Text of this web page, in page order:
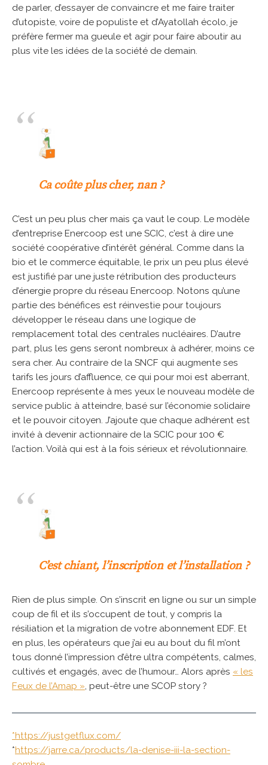
de parler, d’essayer de convaincre et me faire traiter
d’utopiste, voire de populiste et d’Ayatollah écolo, je
préfère fermer ma gueule et agir pour faire aboutir au
plus vite les idées de la société de demain.
Ca coûte plus cher, nan ?
C’est un peu plus cher mais ça vaut le coup. Le modèle
d’entreprise Enercoop est une SCIC, c’est à dire une
société coopérative d’intérêt général. Comme dans la
bio et le commerce équitable, le prix un peu plus élevé
est justifié par une juste rétribution des producteurs
d’énergie propre du réseau Enercoop. Notons qu’une
partie des bénéfices est réinvestie pour toujours
développer le réseau dans une logique de
remplacement total des centrales nucléaires. D’autre
part, plus les gens seront nombreux à adhérer, moins ce
sera cher. Au contraire de la SNCF qui augmente ses
tarifs les jours d’affluence, ce qui pour moi est aberrant,
Enercoop représente à mes yeux le nouveau modèle de
service public à atteindre, basé sur l’économie solidaire
et le pouvoir citoyen. J’ajoute que chaque adhérent est
invité à devenir actionnaire de la SCIC pour 100 €
l’action. Voilà qui est à la fois sérieux et révolutionnaire.
C’est chiant, l’inscription et l’installation ?
Rien de plus simple. On s’inscrit en ligne ou sur un simple
coup de fil et ils s’occupent de tout, y compris la
résiliation et la migration de votre abonnement EDF. Et
en plus, les opérateurs que j’ai eu au bout du fil m’ont
tous donné l’impression d’être ultra compétents, calmes,
cultivés et engagés, avec de l’humour… Alors après « les
Feux de l’Amap », peut-être une SCOP story ?
*https://justgetflux.com/
*https://jarre.ca/products/la-denise-iii-la-section-